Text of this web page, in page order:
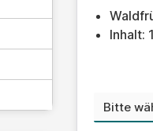
Inhalt: